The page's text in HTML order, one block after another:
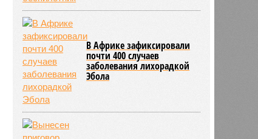
В Африке зафиксировали
почти 400 случаев
заболевания лихорадкой
Эбола